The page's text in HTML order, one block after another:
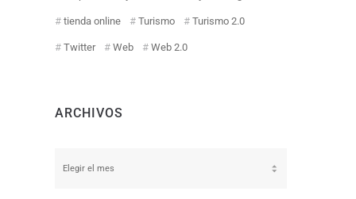
tienda online Turismo Turismo 2.0
Twitter Web Web 2.0
ARCHIVOS